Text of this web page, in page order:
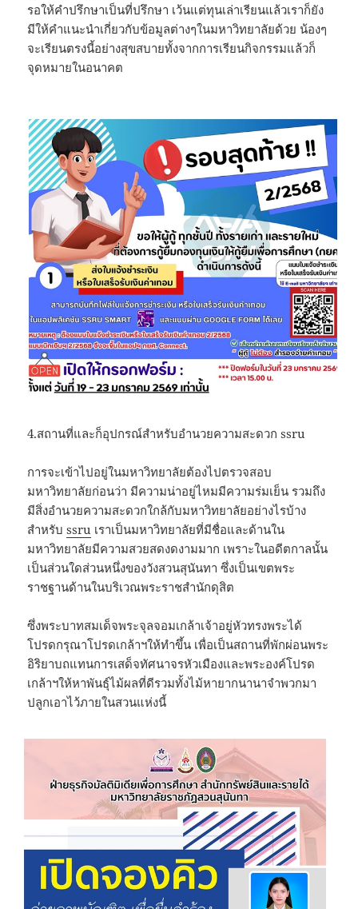
รอให้คำปรึกษาเป็นที่ปรึกษา เว้นแต่ทุนเล่าเรียนแล้วเราก็ยัง
มีให้คำแนะนำเกี่ยวกับข้อมูลต่างๆในมหาวิทยาลัยด้วย น้องๆ
จะเรียนตรงนี้อย่างสุขสบายทั้งจากการเรียนกิจกรรมแล้วก็
จุดหมายในอนาคต
4.สถานที่และก็อุปกรณ์สำหรับอำนวยความสะดวก ssru
การจะเข้าไปอยู่ในมหาวิทยาลัยต้องไปตรวจสอบ
มหาวิทยาลัยก่อนว่า มีความน่าอยู่ไหมมีความร่มเย็น รวมถึง
มีสิ่งอำนวยความสะดวกใกล้กับมหาวิทยาลัยอย่างไรบ้าง
สำหรับssru เราเป็นมหาวิทยาลัยที่มีชื่อและด้านใน
มหาวิทยาลัยมีความสวยสดงดงามมาก เพราะในอดีตกาลนั้น
เป็นส่วนใดส่วนหนึ่งของวังสวนสุนันทา ซึ่งเป็นเขตพระ
ราชฐานด้านในบริเวณพระราชสำนักดุสิต
ซึ่งพระบาทสมเด็จพระจุลจอมเกล้าเจ้าอยู่หัวทรงพระได้
โปรดกรุณาโปรดเกล้าฯให้ทำขึ้น เพื่อเป็นสถานที่พักผ่อนพระ
อิริยาบถแทนการเสด็จทัศนาจรหัวเมืองและพระองค์โปรด
เกล้าฯให้หาพันธุ์ไม้ผลที่ดีรวมทั้งไม้หายากนานาจำพวกมา
ปลูกเอาไว้ภายในสวนแห่งนี้